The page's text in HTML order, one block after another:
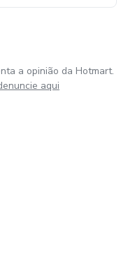
a opinião da Hotmart.
aqui